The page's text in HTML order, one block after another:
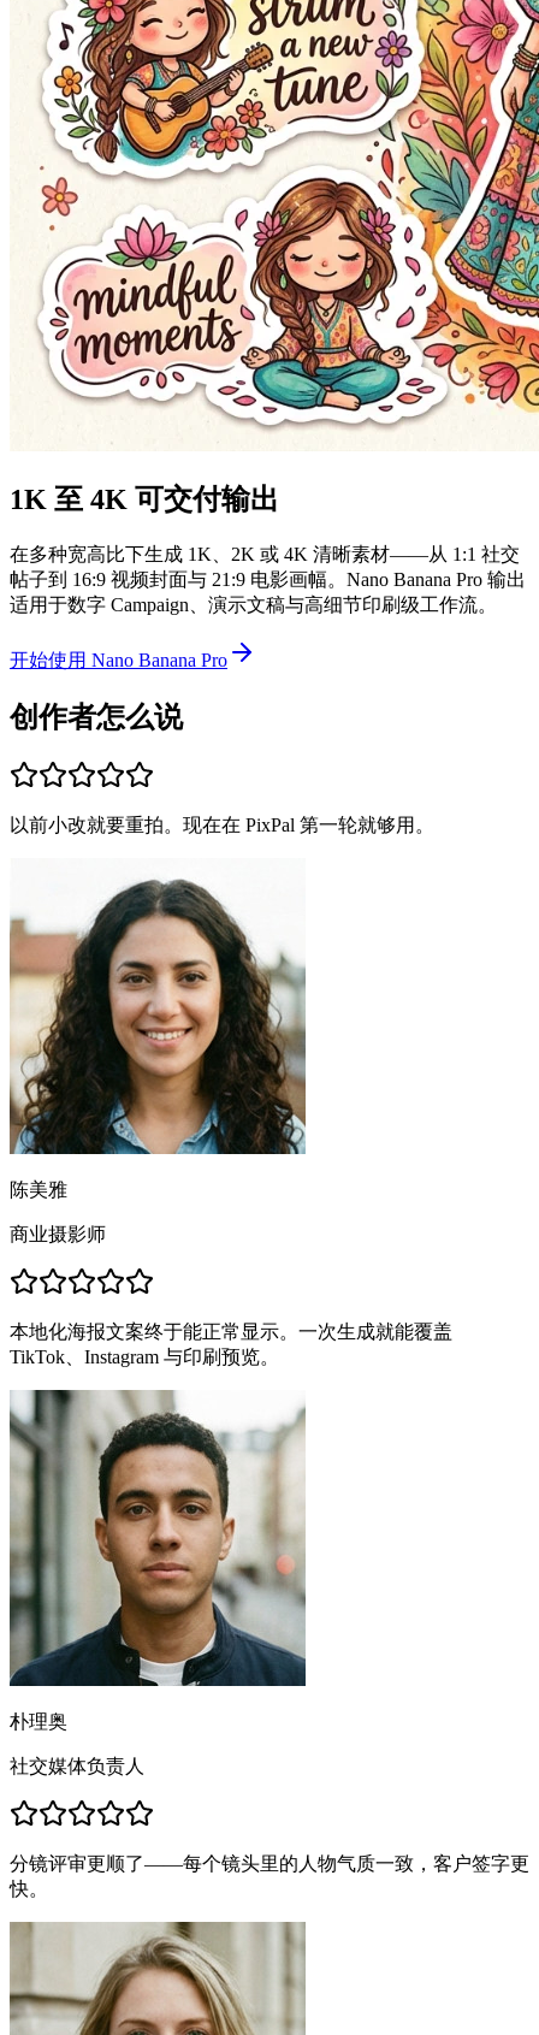
1K 至 4K 可交付输出
在多种宽高比下生成 1K、2K 或 4K 清晰素材——从 1:1 社交
帖子到 16:9 视频封面与 21:9 电影画幅。Nano Banana Pro 输出
适用于数字 Campaign、演示文稿与高细节印刷级工作流。
开始使用 Nano Banana Pro
创作者怎么说
以前小改就要重拍。现在在 PixPal 第一轮就够用。
陈美雅
商业摄影师
本地化海报文案终于能正常显示。一次生成就能覆盖
TikTok、Instagram 与印刷预览。
朴理奥
社交媒体负责人
分镜评审更顺了——每个镜头里的人物气质一致，客户签字更
快。